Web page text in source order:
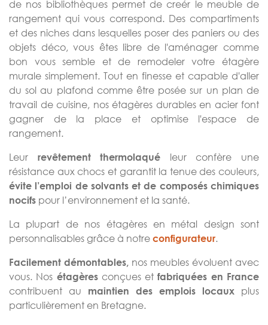
de nos bibliothèques permet de creér le meuble de
rangement qui vous correspond. Des compartiments
et des niches dans lesquelles poser des paniers ou des
objets déco, vous êtes libre de l'aménager comme
bon vous semble et de remodeler votre étagère
murale simplement. Tout en finesse et capable d'aller
du sol au plafond comme être posée sur un plan de
travail de cuisine, nos étagères durables en acier font
gagner de la place et optimise l'espace de
rangement.
Leur revêtement thermolaqué leur confère une
résistance aux chocs et garantit la tenue des couleurs,
évite l’emploi de solvants et de composés chimiques
nocifs pour l’environnement et la santé.
La plupart de nos étagères en métal design sont
personnalisables grâce à notre configurateur.
Facilement démontables, nos meubles évoluent avec
vous. Nos étagèresconçues etfabriquées en France
contribuent au maintien des emplois locaux plus
particulièrement en Bretagne.